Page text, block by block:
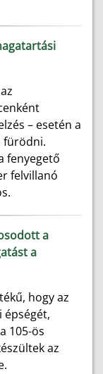
– esetén a
fürödni.
fenyegető
felvillanó
a
a
hogy az
épségét,
105-ös
az